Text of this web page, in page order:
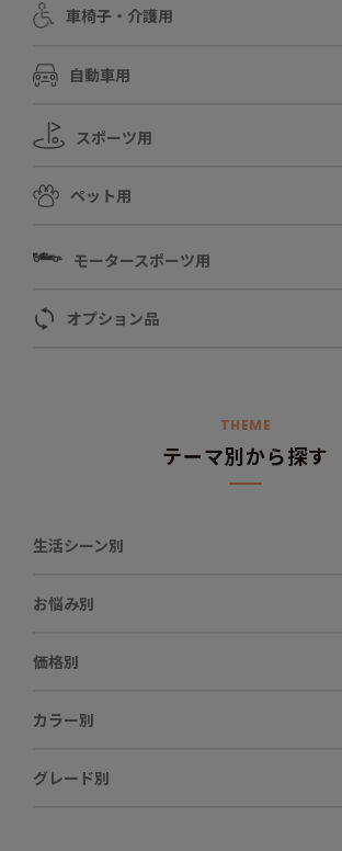
車椅子・介護用
自動車用
スポーツ用
ペット用
モータースポーツ用
オプション品
THEME
テーマ別から探す
生活シーン別
お悩み別
価格別
カラー別
グレード別